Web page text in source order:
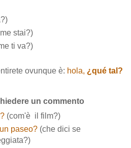
stai?)
ti va?)
ovunque è: hola, ¿qué tal?
un commento
(com'è il film?)
paseo?(che dici se